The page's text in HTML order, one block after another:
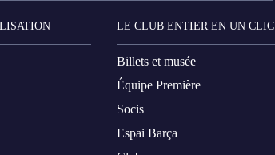
LE CLUB ENTIER EN UN CLIC
Billets et musée
Équipe Première
Socis
Espai Barça